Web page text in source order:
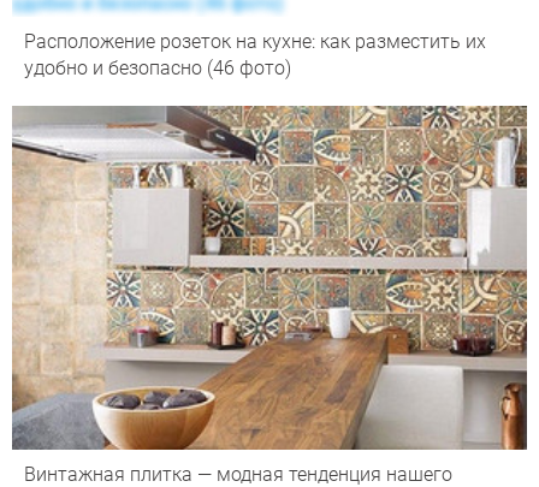
Расположение розеток на кухне: как разместить их
удобно и безопасно (46 фото)
Винтажная плитка — модная тенденция нашего